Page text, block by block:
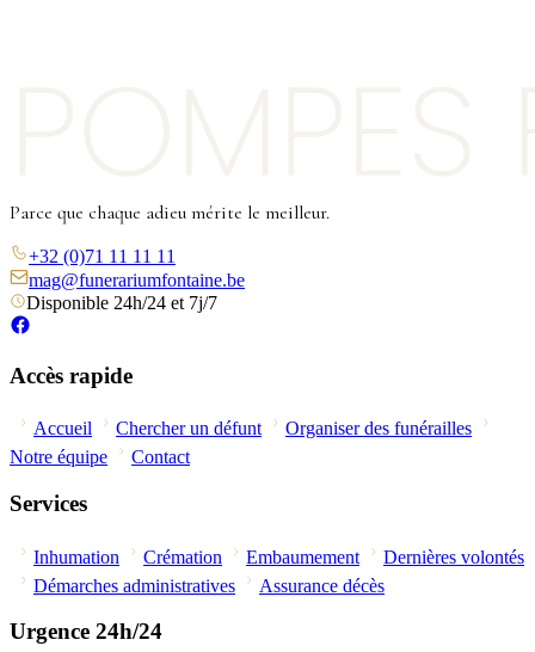
Parce que chaque adieu mérite le meilleur.
+32 (0)71 11 11 11
mag@funerariumfontaine.be
Disponible 24h/24 et 7j/7
Accès rapide
Accueil Chercher un défunt
Organiser des funérailles
Notre équipe
Contact
Services
Inhumation Crémation Embaumement
Dernières volontés
Démarches administratives
Assurance décès
Urgence 24h/24